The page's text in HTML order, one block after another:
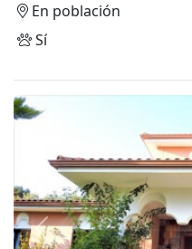
En población
Sí
Anterior